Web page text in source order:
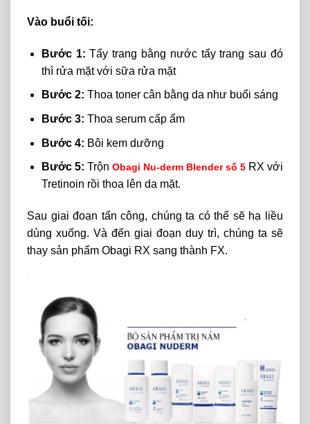
Vào buổi tối:
Bước 1: Tẩy trang bằng nước tẩy trang sau đó
thì rửa mặt với sữa rửa mặt
Bước 2: Thoa toner cân bằng da như buổi sáng
Bước 3: Thoa serum cấp ẩm
Bước 4: Bôi kem dưỡng
Bước 5: Trộn Obagi Nu-derm Blender số 5RX với
Tretinoin rồi thoa lên da mặt.
Sau giai đoạn tấn công, chúng ta có thể sẽ hạ liều
dùng xuống. Và đến giai đoạn duy trì, chúng ta sẽ
thay sản phẩm Obagi RX sang thành FX.